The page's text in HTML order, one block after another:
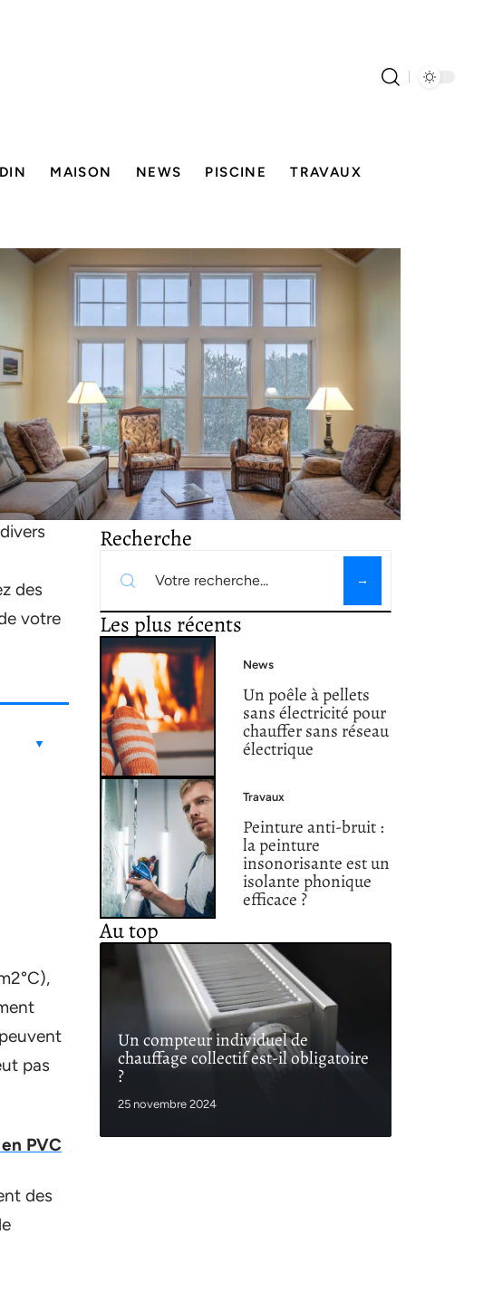
MAISON NEWS PISCINE TRAVAUX
des
votre
pas
PVC
des
Recherche
Les plus récents
News
Un poêle à pellets
sans électricité pour
chauffer sans réseau
électrique
Travaux
Peinture anti-bruit :
la peinture
insonorisante est un
isolante phonique
efficace ?
Au top
Un compteur individuel de
chauffage collectif est-il obligatoire
?
25 novembre 2024